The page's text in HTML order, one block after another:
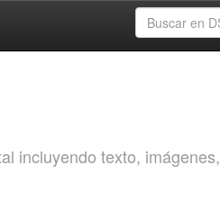
incluyendo texto, imágenes,